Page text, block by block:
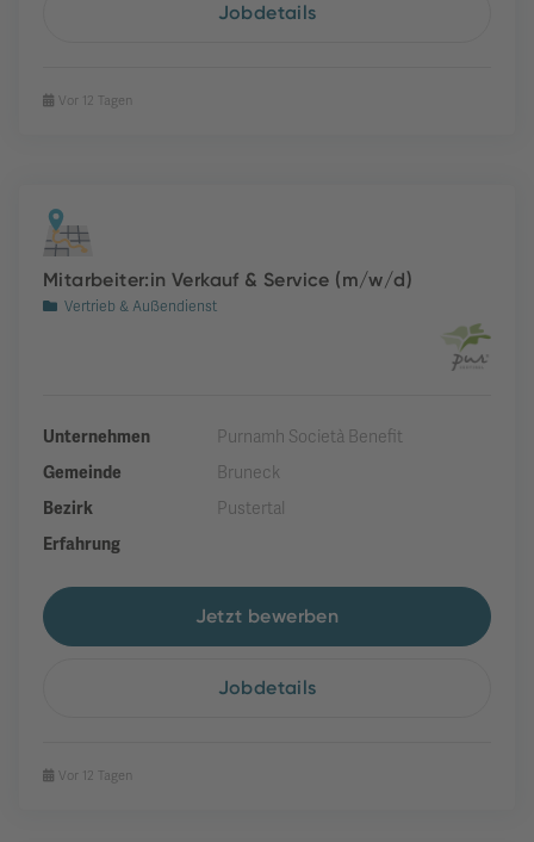
Jobdetails
Vor 12 Tagen
Mitarbeiter:in Verkauf & Service (m/w/d)
Vertrieb & Außendienst
Unternehmen
Purnamh Società Benefit
Gemeinde
Bruneck
Bezirk
Pustertal
Erfahrung
Jetzt bewerben
Jobdetails
Vor 12 Tagen